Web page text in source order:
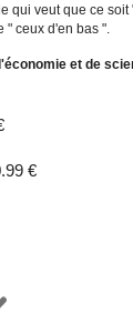
qui veut que ce soit
ceux d'en bas ".
et de
€